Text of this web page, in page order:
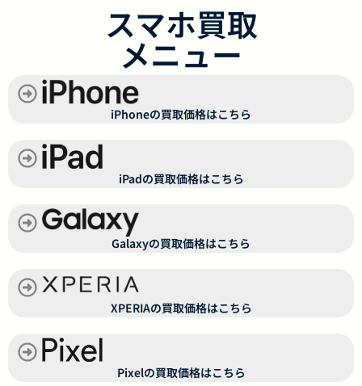
スマホ買取
メニュー
iPhoneの買取価格はこちら
iPadの買取価格はこちら
Galaxyの買取価格はこちら
XPERIAの買取価格はこちら
Pixelの買取価格はこちら